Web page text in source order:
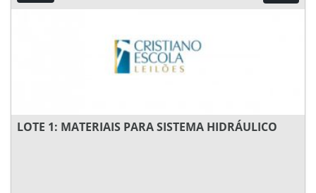
LOTE 1: MATERIAIS PARA SISTEMA HIDRÁULICO